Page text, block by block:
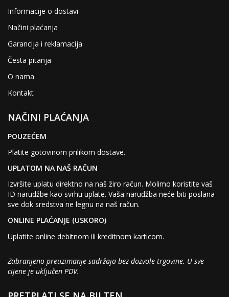
Informacije o dostavi
Načini plaćanja
Garancija i reklamacija
Česta pitanja
O nama
Kontakt
NAČINI PLAĆANJA
POUZEĆEM
Platite gotovinom prilikom dostave.
UPLATOM NA NAŠ RAČUN
Izvršite uplatu direktno na naš žiro račun. Molimo koristite vaš
ID narudžbe kao svrhu uplate. Vaša narudžba neće biti poslana
sve dok sredstva ne legnu na naš račun.
ONLINE PLAĆANJE (USKORO)
Uplatite online debitnom ili kreditnom karticom.
Zabranjeno preuzimanje sadržaja bez dozvole trgovine. U sve
cijene je uključen PDV.